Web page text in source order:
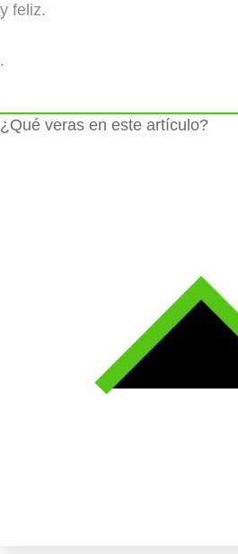
y feliz.
.
¿Qué veras en este artículo?